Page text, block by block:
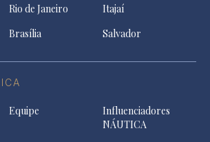
Rio de Janeiro
Itajaí
Brasília Salvador
Equipe
Influenciadores
NÁUTICA